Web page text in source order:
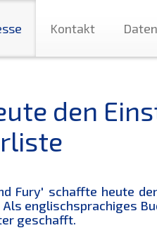
Kontakt
den
Fury' schaffte heute
englischsprachiges
geschafft.